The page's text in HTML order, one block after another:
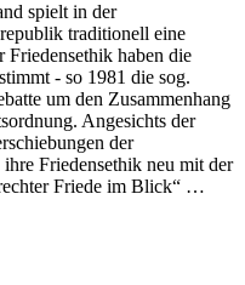
spielt in der
traditionell eine
haben die
- so 1981 die sog.
um den Zusammenhang
Angesichts der
der
Friedensethik neu mit der
Friede im Blick“ …